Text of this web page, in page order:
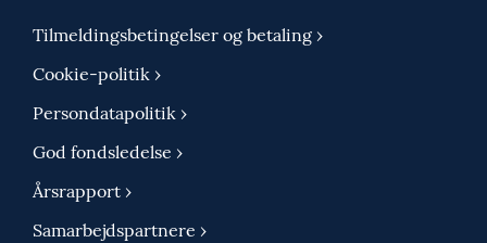
Tilmeldingsbetingelser og betaling ›
Cookie-politik ›
Persondatapolitik ›
God fondsledelse ›
Årsrapport ›
Samarbejdspartnere ›